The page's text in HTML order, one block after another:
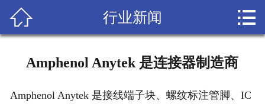
 行业新闻 
Amphenol Anytek 是连接器制造商
Amphenol Anytek 是接线端子块、螺纹标注管脚、IC